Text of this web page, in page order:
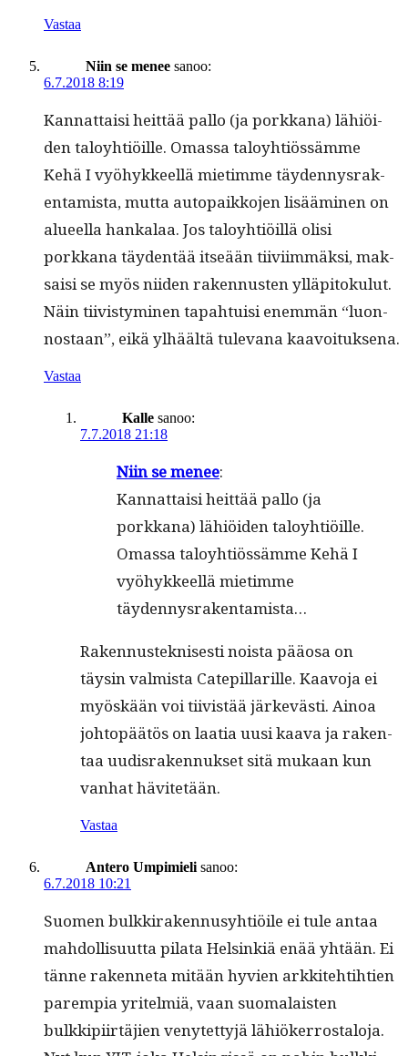
Vastaa
Niin se menee sanoo:
6.7.2018 8:19
Kan­nat­taisi heit­tää pal­lo (ja porkkana) lähiöi­
den taloy­htiöille. Omas­sa taloy­htiössämme
Kehä I vyöhyk­keel­lä mietimme täy­den­nys­rak­
en­tamista, mut­ta autopaikko­jen lisäämi­nen on
alueel­la han­kalaa. Jos taloy­htiöil­lä olisi
porkkana täy­den­tää itseään tiivi­im­mäk­si, mak­
saisi se myös niiden raken­nusten ylläpi­toku­lut.
Näin tiivistymi­nen tapah­tu­isi enem­män “luon­
nos­taan”, eikä ylhäältä tule­vana kaavoituksena.
Vastaa
Kalle sanoo:
7.7.2018 21:18
Niin se menee:
Kan­nat­taisi heit­tää pal­lo (ja
porkkana) lähiöi­den taloy­htiöille.
Omas­sa taloy­htiössämme Kehä I
vyöhyk­keel­lä mietimme
täydennysrakentamista…
Raken­nusteknis­es­ti noista pääosa on
täysin valmista Catepil­lar­ille. Kaavo­ja ei
myöskään voi tiivistää järkevästi. Ain­oa
johtopäätös on laa­tia uusi kaa­va ja rak­en­
taa uud­is­raken­nuk­set sitä mukaan kun
van­hat hävitetään.
Vastaa
Antero Umpimieli sanoo:
6.7.2018 10:21
Suomen bulkki­raken­nusy­htiöile ei tule antaa
mah­dol­lisu­ut­ta pila­ta Helsinkiä enää yhtään. Ei
tänne raken­neta mitään hyvien arkkite­hti­h­tien
parem­pia yritelmiä, vaan suo­ma­lais­ten
bulkkipi­irtäjien venytet­tyjä lähiök­er­rostalo­ja.